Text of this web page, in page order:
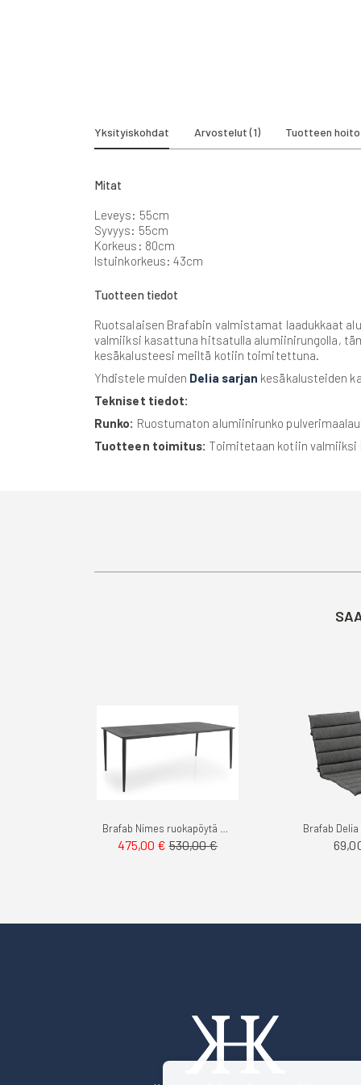
Yksityiskohdat
Mitat
Leveys: 55cm
Syvyys: 55cm
Korkeus: 80cm
Istuinkorkeus: 43cm
Tuotteen tiedot
Ruotsalaisen Brafabin valmistamat laadukkaat
valmiiksi kasattuna hitsatulla alumiinirungolla,
kesäkalusteesi meiltä kotiin toimitettuna.
Yhdistele muiden Delia sarjan kesäkalusteiden
Tekniset tiedot:
Runko: Ruostumaton alumiinirunko
Tuotteen toimitus: Toimitetaan kotiin valmiiksi
Arvostelut 1 Tuotteen
475,00 € 530,00 €
Brafab